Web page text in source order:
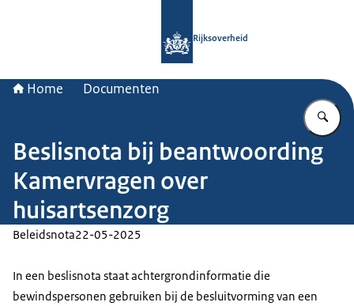
Rijksoverheid
Home Documenten
Beslisnota bij beantwoording
Kamervragen over
huisartsenzorg
Beleidsnota22-05-2025
In een beslisnota staat achtergrondinformatie die
bewindspersonen gebruiken bij de besluitvorming van een